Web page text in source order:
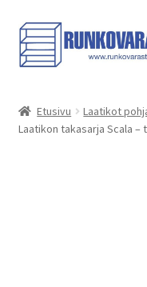
Siirry
navigointiin
Siirry
sisältöön
Kauppa
Etusivu Laatikot
Laatikon takasarja Scala –